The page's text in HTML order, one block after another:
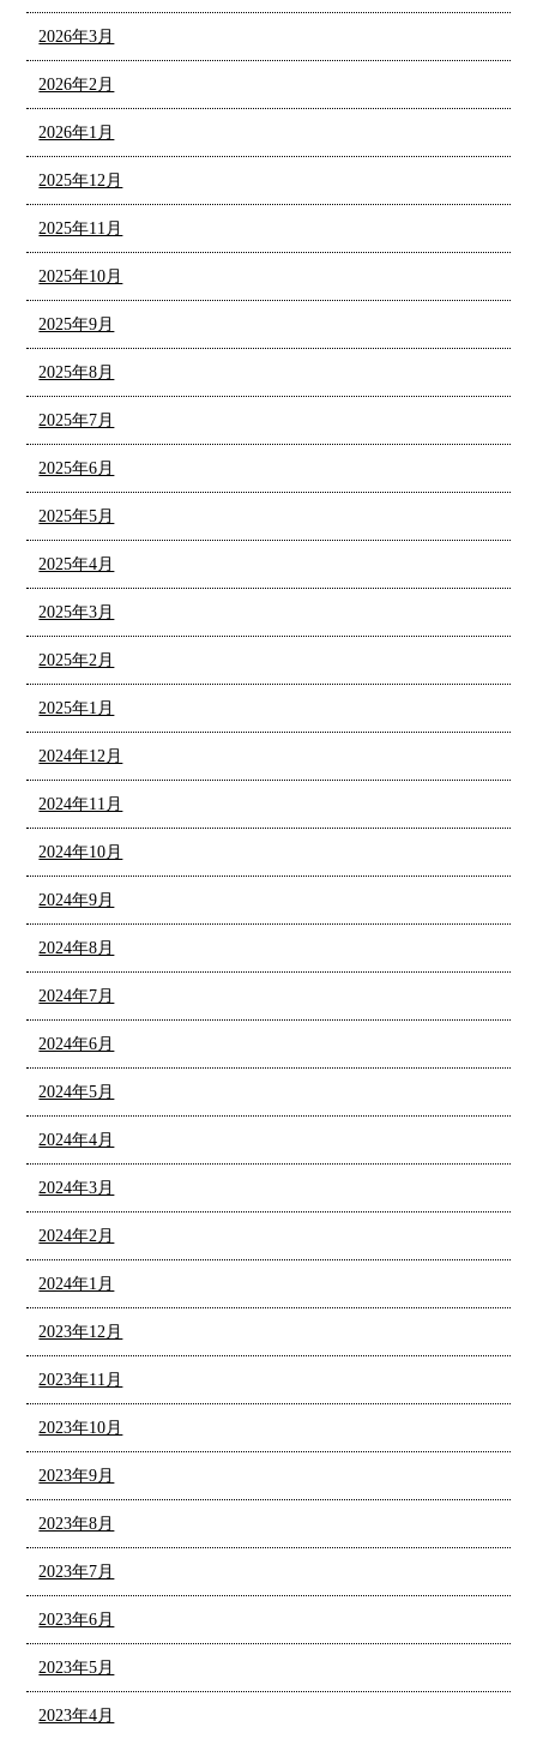
2026年3月
2026年2月
2026年1月
2025年12月
2025年11月
2025年10月
2025年9月
2025年8月
2025年7月
2025年6月
2025年5月
2025年4月
2025年3月
2025年2月
2025年1月
2024年12月
2024年11月
2024年10月
2024年9月
2024年8月
2024年7月
2024年6月
2024年5月
2024年4月
2024年3月
2024年2月
2024年1月
2023年12月
2023年11月
2023年10月
2023年9月
2023年8月
2023年7月
2023年6月
2023年5月
2023年4月